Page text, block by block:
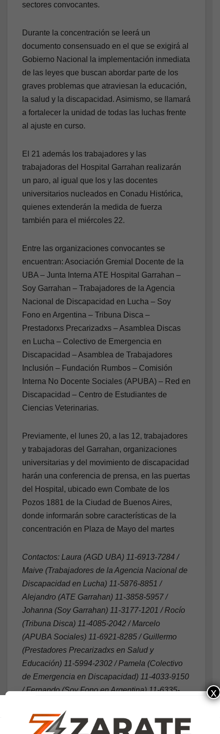
sectores convocantes.
Durante la concentración se leerá un
documento consensuado en el que se exigirá al
Gobierno Nacional la implementación inmediata
de las leyes que buscan abordar parte de los
graves problemas que atraviesan la educación,
la salud y la discapacidad. Asimismo, se llamará
a fortalecer la unidad de todas las luchas frente
al ajuste en curso.
El 21 además los trabajadores y las
trabajadoras del Hospital Garrahan realizarán
un paro, al igual que los y las docentes
universitarios nucleados en Conadu Histórica,
quienes extenderán la medida de fuerza
también para el miércoles 22.
Entre las organizaciones convocantes se
encuentran: Asociación Gremial Docente de la
UBA – Junta Interna ATE Hospital Garrahan –
Soy Garrahan – Trabajadores de la Agencia
Nacional de Discapacidad en Lucha – Soy
Fono en Argentina – Tribuna Disca –
Prestadorxs Precarizadxs – Asamblea Discas
en Lucha – Colectivo de Emergencia en
Discapacidad – Asamblea de Trabajadores
Inclusión – Fundación Rumbos – Comisión
Interna No Docente Sociales (APUBA) – Red en
Discapacidad – Centro de Estudiantes de
Ciencias Veterinarias.
Previamente, el lunes 20, a las 12, trabajadores
y trabajadoras del Garrahan, organizaciones
universitarias y del movimiento de discapacidad
harán una conferencia de prensa, en las puertas
del Hospital, ubicado ewn Combate de los
Pozos 1881 de la Ciudad de Buenos Aires,
donde informarán sobre características de la
concentración en Plaza de Mayo del martes
Contactos: Laura (AGD UBA) 11-6913-7284 /
Maive (Trabajadores de la Agencia Nacional de
Discapacidad en Lucha) 11-5876-8851 /
Alejandro (ATE Garrahan) 11-3858-5957 /
Johanna (Soy Garrahan) 11-3177-1201 / Rocío
(Tribuna Disca) 11-4085-2042 / Marcelo
(APUBA Sociales) 11-6921-8285 / Guillermo
(Prestadores Precarizadxs en Salud y
Educación) 11-5994-2302 / Pamela (Colectivo
de Emergencia en Discapacidad) 11-4033-9150
/ Fernando (Soy Fono en Argentina) 11-6335-
6360-7532.
x